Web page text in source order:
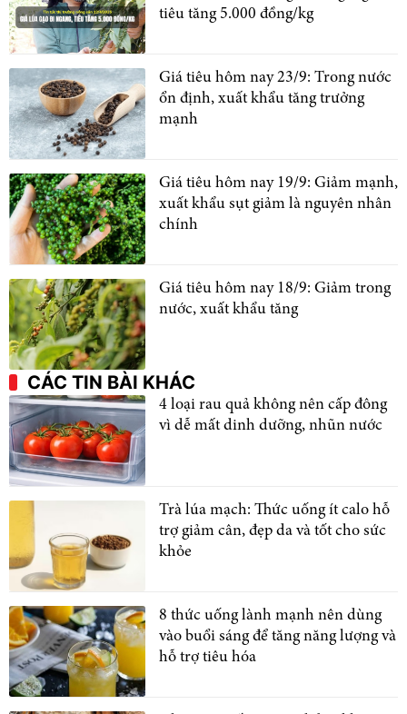
tiêu tăng 5.000 đồng/kg
Giá tiêu hôm nay 23/9: Trong nước
ổn định, xuất khẩu tăng trưởng
mạnh
Giá tiêu hôm nay 19/9: Giảm mạnh,
xuất khẩu sụt giảm là nguyên nhân
chính
Giá tiêu hôm nay 18/9: Giảm trong
nước, xuất khẩu tăng
CÁC TIN BÀI KHÁC
4 loại rau quả không nên cấp đông
vì dễ mất dinh dưỡng, nhũn nước
Trà lúa mạch: Thức uống ít calo hỗ
trợ giảm cân, đẹp da và tốt cho sức
khỏe
8 thức uống lành mạnh nên dùng
vào buổi sáng để tăng năng lượng và
hỗ trợ tiêu hóa